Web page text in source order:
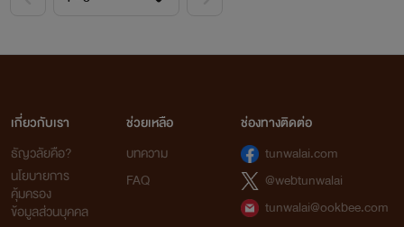
เกี่ยวกับเรา
ธัญวลัยคือ?
นโยบายการ
คุ้มครอง
ข้อมูลส่วนบุคคล
ช่วยเหลือ
บทความ
FAQ
ช่องทางติดต่อ
tunwalai.com
@webtunwalai
tunwalai@ookbee.com